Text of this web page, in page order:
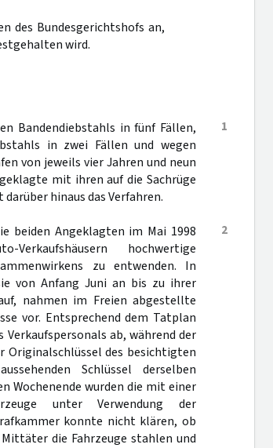
des Bundesgerichtshofs an,
wird.
1
Bandendiebstahls in fünf Fällen,
in zwei Fällen und wegen
von jeweils vier Jahren und neun
mit ihren auf die Sachrüge
hinaus das Verfahren.
2
beiden Angeklagten im Mai 1998
hochwertige
zu entwenden. In
von Anfang Juni an bis zu ihrer
nahmen im Freien abgestellte
vor. Entsprechend dem Tatplan
ab, während der
des besichtigten
Schlüssel derselben
Wochenende wurden die mit einer
unter Verwendung der
konnte nicht klären, ob
die Fahrzeuge stahlen und